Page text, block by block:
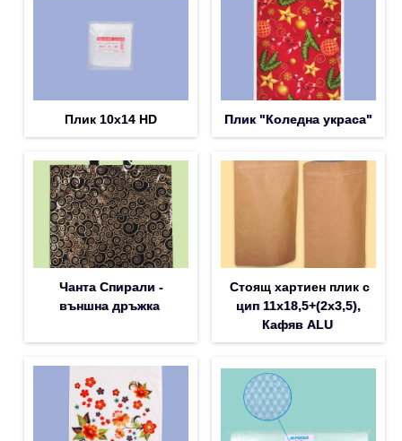
Плик 10х14 HD Плик "Коледна украса"
Чанта Спирали -
външна дръжка
Стоящ хартиен плик с
цип 11х18,5+(2х3,5),
Кафяв ALU